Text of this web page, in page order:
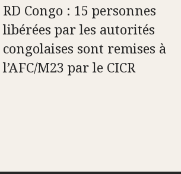
RD Congo : 15 personnes
libérées par les autorités
congolaises sont remises à
l’AFC/M23 par le CICR